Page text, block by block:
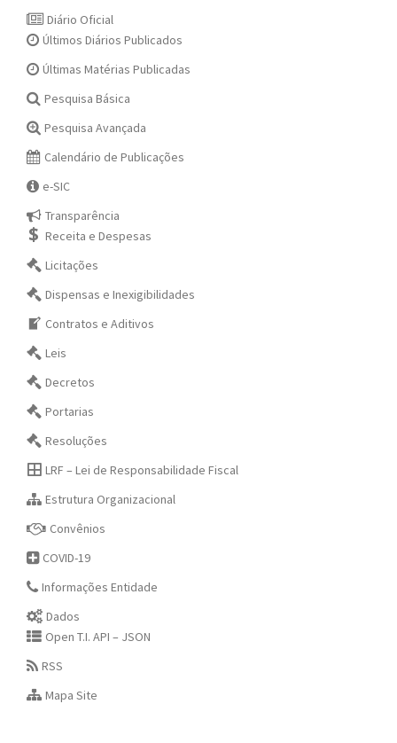
Diário Oficial
Últimos Diários Publicados
Últimas Matérias Publicadas
Pesquisa Básica
Pesquisa Avançada
Calendário de Publicações
e-SIC
Transparência
Receita e Despesas
Licitações
Dispensas e Inexigibilidades
Contratos e Aditivos
Leis
Decretos
Portarias
Resoluções
LRF – Lei de Responsabilidade Fiscal
Estrutura Organizacional
Convênios
COVID-19
Informações Entidade
Dados
Open T.I. API – JSON
RSS
Mapa Site